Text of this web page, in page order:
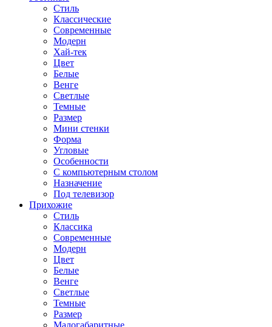
Стиль
Классические
Современные
Модерн
Хай-тек
Цвет
Белые
Венге
Светлые
Темные
Размер
Мини стенки
Форма
Угловые
Особенности
С компьютерным столом
Назначение
Под телевизор
Прихожие
Стиль
Классика
Современные
Модерн
Цвет
Белые
Венге
Светлые
Темные
Размер
Малогабаритные